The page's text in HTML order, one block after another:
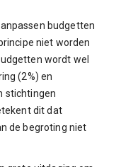
budgetten
niet worden
wordt wel
(2%) en
stichtingen
dit dat
de begroting niet